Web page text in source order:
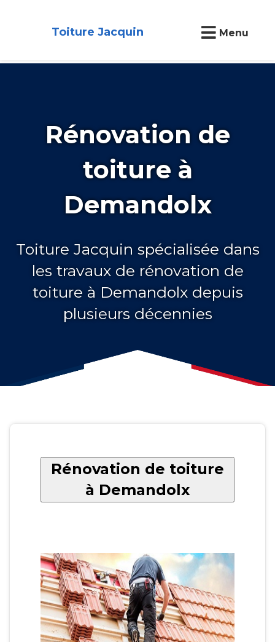
Toiture Jacquin Menu
Rénovation de
toiture à
Demandolx
Toiture Jacquin spécialisée dans
les travaux de rénovation de
toiture à Demandolx depuis
plusieurs décennies
Rénovation de toiture
à Demandolx